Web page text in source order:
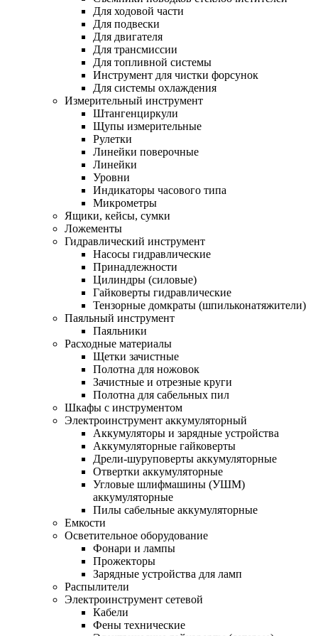
Для ходовой части
Для подвески
Для двигателя
Для трансмиссии
Для топливной системы
Инструмент для чистки форсунок
Для системы охлаждения
Измерительный инструмент
Штангенциркули
Щупы измерительные
Рулетки
Линейки поверочные
Линейки
Уровни
Индикаторы часового типа
Микрометры
Ящики, кейсы, сумки
Ложементы
Гидравлический инструмент
Насосы гидравлические
Принадлежности
Цилиндры (силовые)
Гайковерты гидравлические
Тензорные домкраты (шпильконатяжители)
Паяльный инструмент
Паяльники
Расходные материалы
Щетки зачистные
Полотна для ножовок
Зачистные и отрезные круги
Полотна для сабельных пил
Шкафы с инструментом
Электроинструмент аккумуляторный
Аккумуляторы и зарядные устройства
Аккумуляторные гайковерты
Дрели-шуруповерты аккумуляторные
Отвертки аккумуляторные
Угловые шлифмашины (УШМ)
аккумуляторные
Пилы сабельные аккумуляторные
Емкости
Осветительное оборудование
Фонари и лампы
Прожекторы
Зарядные устройства для ламп
Распылители
Электроинструмент сетевой
Кабели
Фены технические